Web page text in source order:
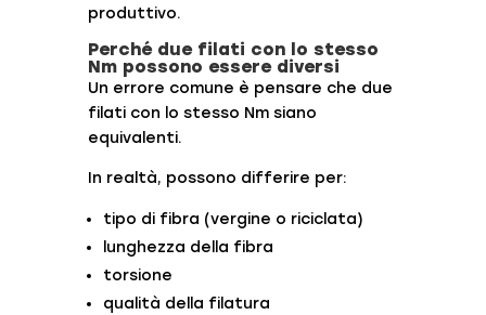
produttivo.
Perché due filati con lo stesso
Nm possono essere diversi
Un errore comune è pensare che due
filati con lo stesso Nm siano
equivalenti.
In realtà, possono differire per:
tipo di fibra (vergine o riciclata)
lunghezza della fibra
torsione
qualità della filatura